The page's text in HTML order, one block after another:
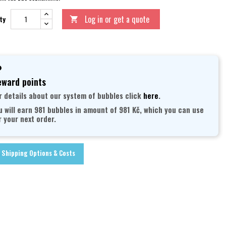
 Log in or get a quote
points
details about our system of bubbles click here.
will earn 981 bubbles in amount of 981 Kč, which you can use
your next order.
Shipping Options & Costs